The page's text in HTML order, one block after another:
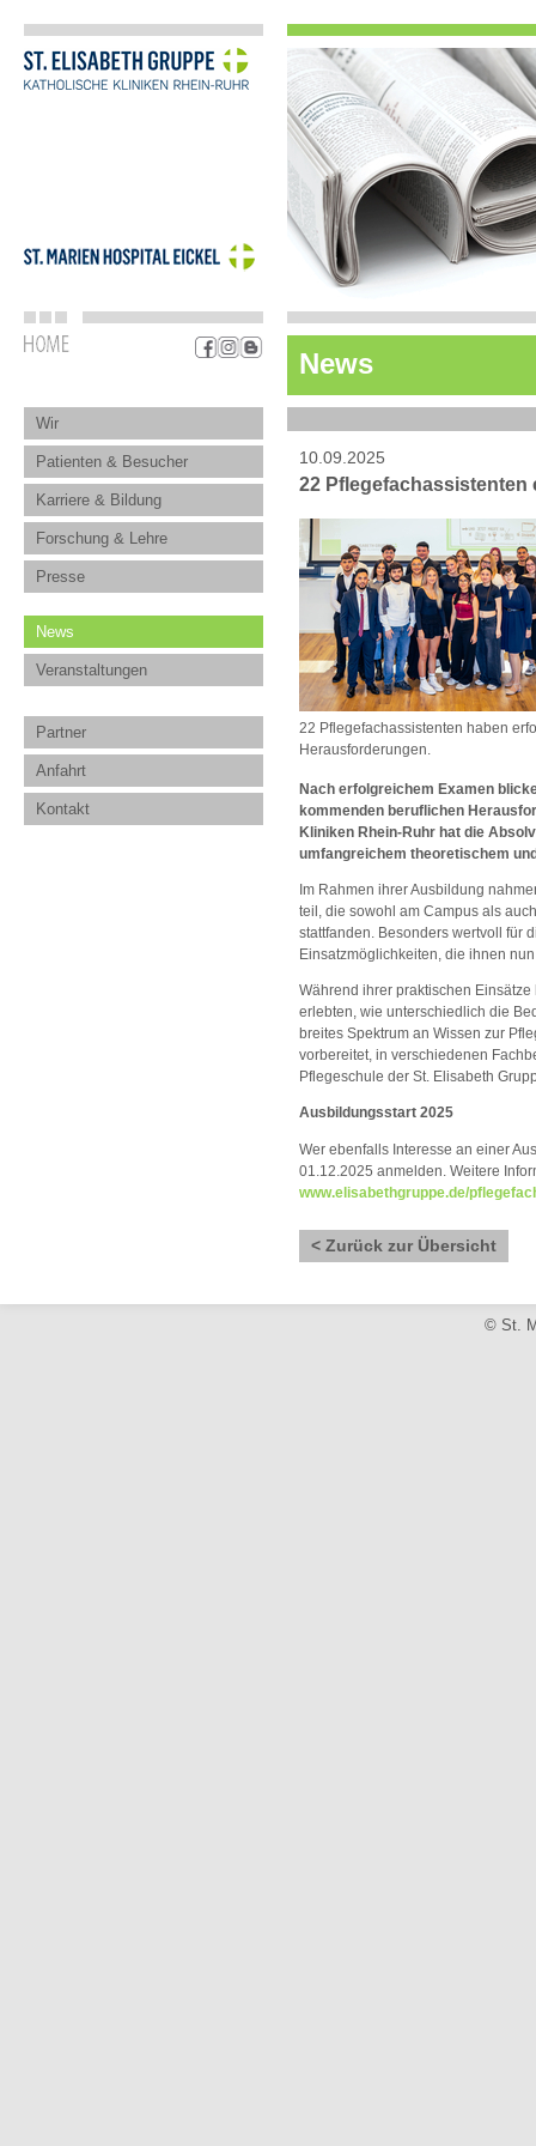
News
Wir
Patienten & Besucher
Karriere & Bildung
Forschung & Lehre
Presse
News
Veranstaltungen
Partner
Anfahrt
Kontakt
10.09.2025
22
22 Pflegefachassistenten haben
Herausforderungen.
Nach erfolgreichem Examen
kommenden beruflichen
Kliniken Rhein-Ruhr hat die
umfangreichem theoretischem
Im Rahmen ihrer Ausbildung
teil, die sowohl am Campus als
stattfanden. Besonders wertvoll für
Einsatzmöglichkeiten, die ihnen
Während ihrer praktischen
erlebten, wie unterschiedlich die
breites Spektrum an Wissen zur
vorbereitet, in verschiedenen
Pflegeschule der St. Elisabeth
Ausbildungsstart 2025
Wer ebenfalls Interesse an einer
01.12.2025 anmelden. Weitere
www.elisabethgruppe.de/
< Zurück zur Übersicht
© St.